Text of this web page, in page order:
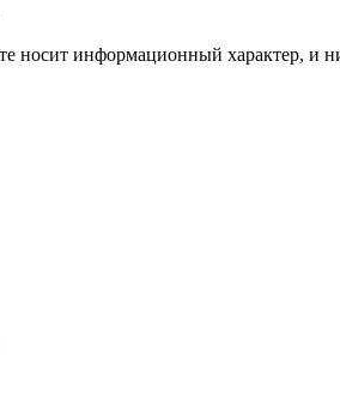
носит информационный характер, и